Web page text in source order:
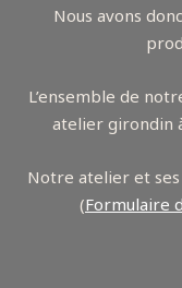
Nous avons
L’ensemble de
atelier girondin
Notre atelier et
(Formulaire